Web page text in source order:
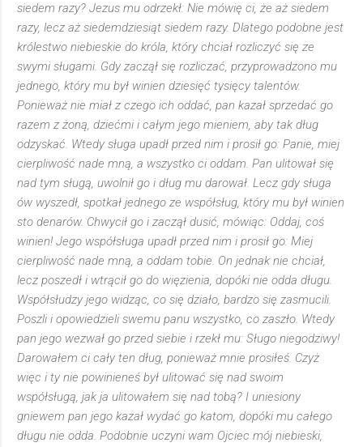
siedem razy? Jezus mu odrzekł: Nie mówię ci, że aż siedem
razy, lecz aż siedemdziesiąt siedem razy. Dlatego podobne jest
królestwo niebieskie do króla, który chciał rozliczyć się ze
swymi sługami. Gdy zaczął się rozliczać, przyprowadzono mu
jednego, który mu był winien dziesięć tysięcy talentów.
Ponieważ nie miał z czego ich oddać, pan kazał sprzedać go
razem z żoną, dziećmi i całym jego mieniem, aby tak dług
odzyskać. Wtedy sługa upadł przed nim i prosił go: Panie, miej
cierpliwość nade mną, a wszystko ci oddam. Pan ulitował się
nad tym sługą, uwolnił go i dług mu darował. Lecz gdy sługa
ów wyszedł, spotkał jednego ze współsług, który mu był winien
sto denarów. Chwycił go i zaczął dusić, mówiąc: Oddaj, coś
winien! Jego współsługa upadł przed nim i prosił go: Miej
cierpliwość nade mną, a oddam tobie. On jednak nie chciał,
lecz poszedł i wtrącił go do więzienia, dopóki nie odda długu.
Współsłudzy jego widząc, co się działo, bardzo się zasmucili.
Poszli i opowiedzieli swemu panu wszystko, co zaszło. Wtedy
pan jego wezwał go przed siebie i rzekł mu: Sługo niegodziwy!
Darowałem ci cały ten dług, ponieważ mnie prosiłeś. Czyż
więc i ty nie powinieneś był ulitować się nad swoim
współsługą, jak ja ulitowałem się nad tobą? I uniesiony
gniewem pan jego kazał wydać go katom, dopóki mu całego
długu nie odda. Podobnie uczyni wam Ojciec mój niebieski,